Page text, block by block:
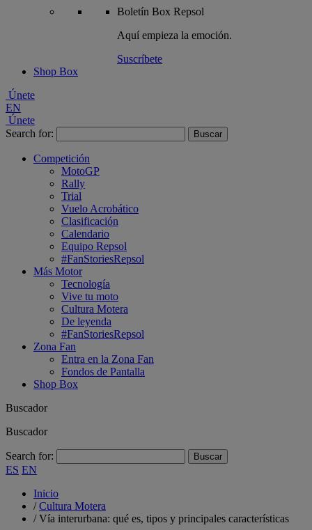
Boletín Box Repsol
Aquí empieza la emoción.
Suscríbete
Shop Box
Únete
EN
Únete
Search for:
Competición
MotoGP
Rally
Trial
Vuelo Acrobático
Clasificación
Calendario
Equipo Repsol
#FanStoriesRepsol
Más Motor
Tecnología
Vive tu moto
Cultura Motera
De leyenda
#FanStoriesRepsol
Zona Fan
Entra en la Zona Fan
Fondos de Pantalla
Shop Box
Buscador
Buscador
Search for:
ES EN
Inicio
/Cultura Motera
/Vía interurbana: qué es, tipos y principales características